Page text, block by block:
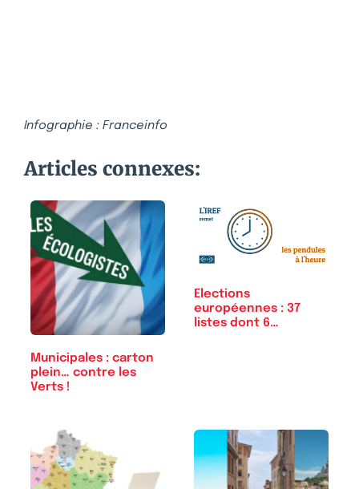
Infographie : Franceinfo
Articles connexes:
Municipales : carton
plein… contre les
Verts !
Elections
européennes : 37
listes dont 6